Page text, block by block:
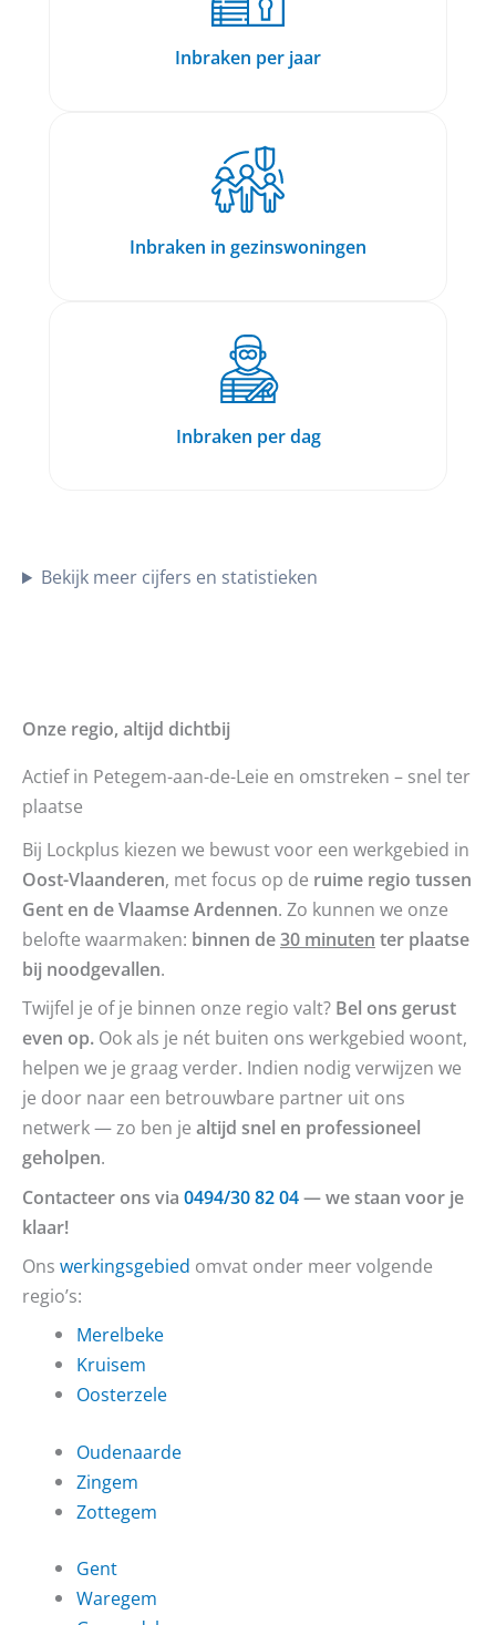
Inbraken per jaar
Inbraken in gezinswoningen
Inbraken per dag
Bekijk meer cijfers en statistieken
Onze regio, altijd dichtbij
Actief in Petegem-aan-de-Leie en omstreken – snel ter
plaatse
Bij Lockplus kiezen we bewust voor een werkgebied in
Oost-Vlaanderen, met focus op de ruime regio tussen
Gent en de Vlaamse Ardennen. Zo kunnen we onze
belofte waarmaken: binnen de30 minuten ter plaatse
bij noodgevallen.
Twijfel je of je binnen onze regio valt? Bel ons gerust
even op. Ook als je nét buiten ons werkgebied woont,
helpen we je graag verder. Indien nodig verwijzen we
je door naar een betrouwbare partner uit ons
netwerk — zo ben je altijd snel en professioneel
geholpen.
Contacteer ons via 0494/30 82 04— we staan voor je
klaar!
Ons werkingsgebied omvat onder meer volgende
regio’s:
Merelbeke
Kruisem
Oosterzele
Oudenaarde
Zingem
Zottegem
Gent
Waregem